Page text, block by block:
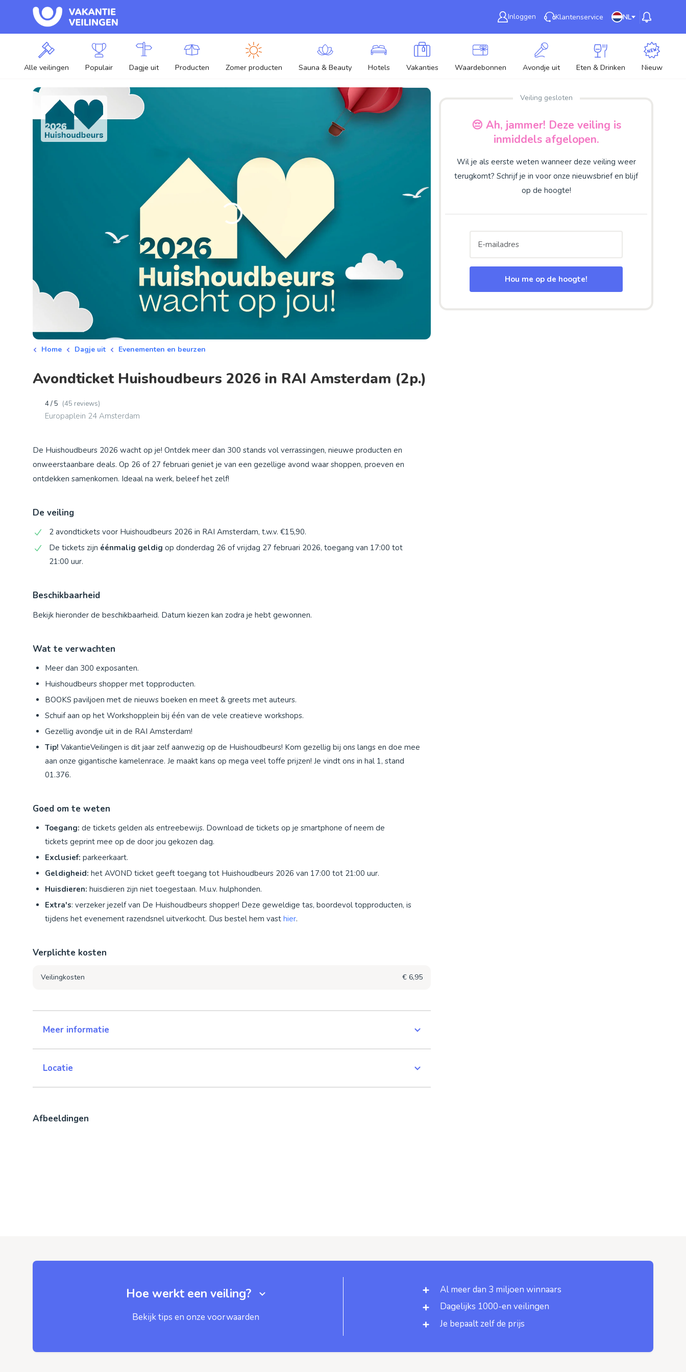
Inloggen Klantenservice NL
Alle veilingen Populair Dagje uit Producten Zomer producten Sauna & Beauty Hotels Vakanties Waardebonnen Avondje uit Eten & Drinken Nieuw
Home Dagje uit Evenementen en beurzen
Avondticket Huishoudbeurs 2026 in RAI Amsterdam (2p.)
4 / 5 (45 reviews)
Europaplein 24 Amsterdam
Veiling gesloten
😔 Ah, jammer! Deze veiling is
inmiddels afgelopen.
Wil je als eerste weten wanneer deze veiling weer
terugkomt? Schrijf je in voor onze nieuwsbrief en blijf
op de hoogte!
Hou me op de hoogte!
De Huishoudbeurs 2026 wacht op je! Ontdek meer dan 300 stands vol verrassingen, nieuwe producten en
onweerstaanbare deals. Op 26 of 27 februari geniet je van een gezellige avond waar shoppen, proeven en
ontdekken samenkomen. Ideaal na werk, beleef het zelf!
De veiling
2 avondtickets voor Huishoudbeurs 2026 in RAI Amsterdam, t.w.v. €15,90.
De tickets zijn éénmalig geldig op donderdag 26 of vrijdag 27 februari 2026, toegang van 17:00 tot
21:00 uur.
Beschikbaarheid
Bekijk hieronder de beschikbaarheid. Datum kiezen kan zodra je hebt gewonnen.
Wat te verwachten
Meer dan 300 exposanten.
Huishoudbeurs shopper met topproducten.
BOOKS paviljoen met de nieuws boeken en meet & greets met auteurs.
Schuif aan op het Workshopplein bij één van de vele creatieve workshops.
Gezellig avondje uit in de RAI Amsterdam!
Tip! VakantieVeilingen is dit jaar zelf aanwezig op de Huishoudbeurs! Kom gezellig bij ons langs en doe mee
aan onze gigantische kamelenrace. Je maakt kans op mega veel toffe prijzen! Je vindt ons in hal 1, stand
01.376.
Goed om te weten
Toegang: de tickets gelden als entreebewijs. Download de tickets op je smartphone of neem de
tickets geprint mee op de door jou gekozen dag.
Exclusief: parkeerkaart.
Geldigheid: het AVOND ticket geeft toegang tot Huishoudbeurs 2026 van 17:00 tot 21:00 uur.
Huisdieren: huisdieren zijn niet toegestaan. M.u.v. hulphonden.
Extra's: verzeker jezelf van De Huishoudbeurs shopper! Deze geweldige tas, boordevol topproducten, is
tijdens het evenement razendsnel uitverkocht. Dus bestel hem vast hier.
Verplichte kosten
Veilingkosten € 6,95
Meer informatie
Locatie
Afbeeldingen
Hoe werkt een veiling?
Bekijk tips en onze voorwaarden
Al meer dan 3 miljoen winnaars
Dagelijks 1000-en veilingen
Je bepaalt zelf de prijs